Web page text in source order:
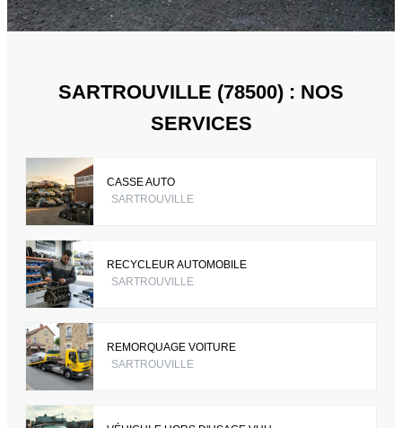
SARTROUVILLE (78500) : NOS
SERVICES
CASSE AUTO
SARTROUVILLE
RECYCLEUR AUTOMOBILE
SARTROUVILLE
REMORQUAGE VOITURE
SARTROUVILLE